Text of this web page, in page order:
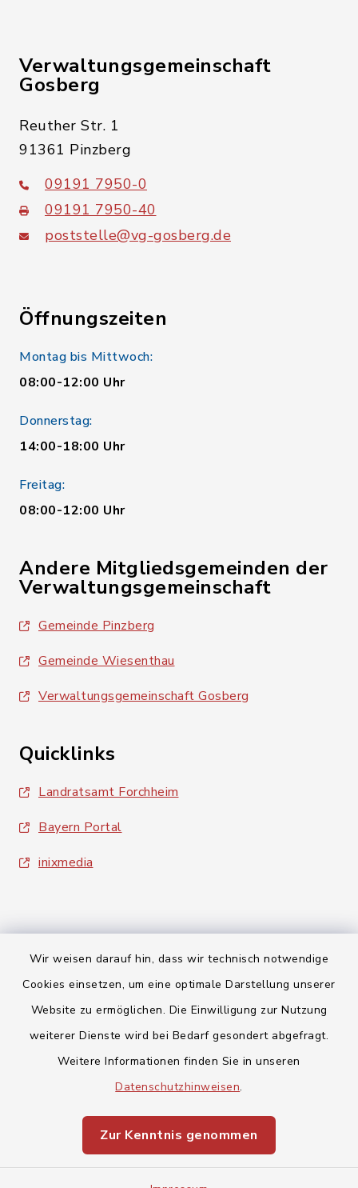
Wir weisen darauf hin, dass wir technisch notwendige
Cookies einsetzen, um eine optimale Darstellung unserer
Website zu ermöglichen. Die Einwilligung zur Nutzung
weiterer Dienste wird bei Bedarf gesondert abgefragt.
Weitere Informationen finden Sie in unseren
Datenschutzhinweisen.
Zur Kenntnis genommen
Verwaltungsgemeinschaft
Gosberg
Reuther Str. 1
91361 Pinzberg
09191 7950-0
09191 7950-40
poststelle@vg-gosberg.de
Öffnungszeiten
Montag bis Mittwoch:
08:00-12:00 Uhr
Donnerstag:
14:00-18:00 Uhr
Freitag:
08:00-12:00 Uhr
Andere Mitgliedsgemeinden der
Verwaltungsgemeinschaft
Gemeinde Pinzberg
Gemeinde Wiesenthau
Verwaltungsgemeinschaft Gosberg
Quicklinks
Landratsamt Forchheim
Bayern Portal
inixmedia
Kontakt
Barrierefreiheit
Datenschutz
Sitemap